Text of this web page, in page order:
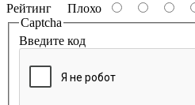
Рейтинг Плохо
Captcha
Введите код